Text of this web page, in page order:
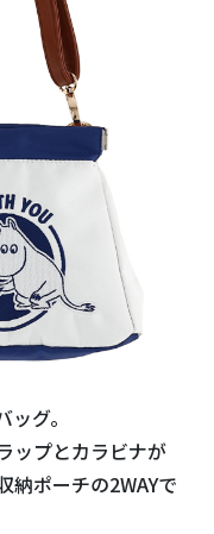
グ。
ップとカラビナが
納ポーチの2WAYで